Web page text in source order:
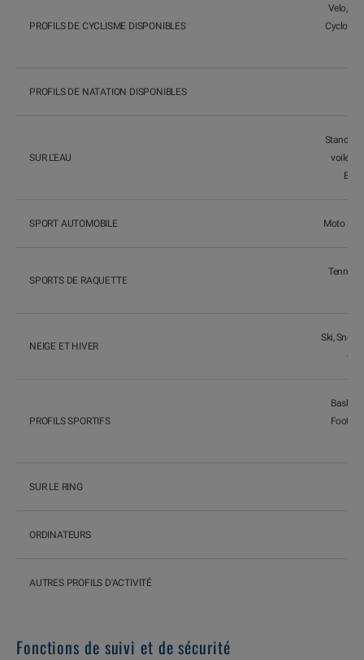
PROFILS DE CYCLISME DISPONIBLES
Velo,
PROFILS DE NATATION DISPONIBLES
SUR L'EAU
Stand up
voile,
SPORT AUTOMOBILE Moto sur
SPORTS DE RAQUETTE
Tennis,
NEIGE ET HIVER
Ski,
de
PROFILS SPORTIFS
Basket-
SUR LE RING
ORDINATEURS
AUTRES PROFILS D'ACTIVITÉ
Fonctions de suivi et de sécurité